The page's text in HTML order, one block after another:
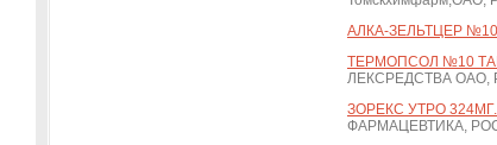
АЛКА-ЗЕЛЬТЦЕР
ТЕРМОПСОЛ №10
ЛЕКСРЕДСТВА ОАО,
ЗОРЕКС УТРО
ФАРМАЦЕВТИКА,